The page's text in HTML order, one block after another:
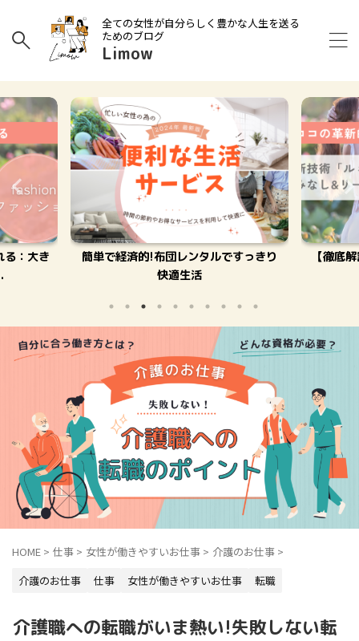
全ての女性が自分らしく豊かな人生を送る
ためのブログ
Limow
る：大き
簡単で経済的!布団レンタルですっきり
快適生活
【徹底
HOME > 仕事 > 女性が働きやすいお仕事 > 介護のお仕事 >
介護のお仕事
仕事 女性が働きやすいお仕事 転職
介護職への転職がいま熱い!失敗しない転